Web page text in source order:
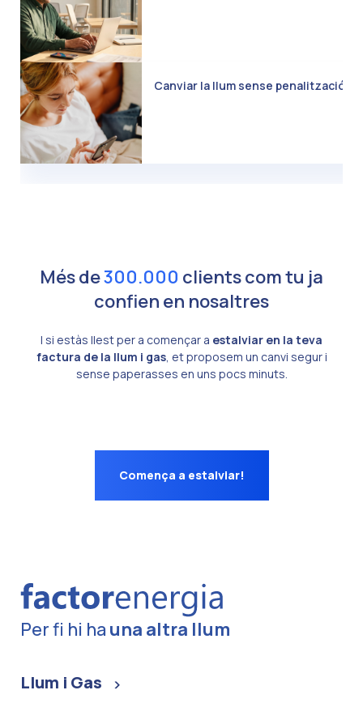
Canviar la llum sense penalització:
Més de300.000 clients com tu ja
confien en nosaltres
I si estàs llest per a començar a estalviar en la teva
factura de la llum i gas, et proposem un canvi segur i
sense paperasses en uns pocs minuts.
Comença a estalviar!
Per fi hi ha una altra llum
Llum i Gas